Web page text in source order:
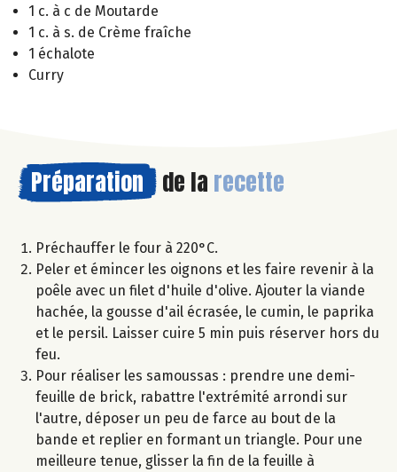
1 c. à c de Moutarde
1 c. à s. de Crème fraîche
1 échalote
Curry
Préparation de la recette
Préchauffer le four à 220°C.
Peler et émincer les oignons et les faire revenir à la
poêle avec un filet d'huile d'olive. Ajouter la viande
hachée, la gousse d'ail écrasée, le cumin, le paprika
et le persil. Laisser cuire 5 min puis réserver hors du
feu.
Pour réaliser les samoussas : prendre une demi-
feuille de brick, rabattre l'extrémité arrondi sur
l'autre, déposer un peu de farce au bout de la
bande et replier en formant un triangle. Pour une
meilleure tenue, glisser la fin de la feuille à